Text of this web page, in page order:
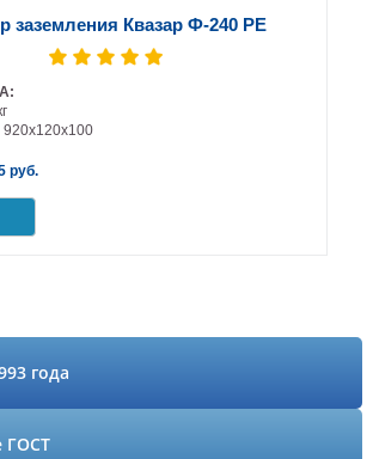
заземления Квазар Ф-240 РЕ
920х120х100
руб.
года
ГОСТ